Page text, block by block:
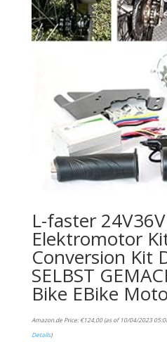
L-faster
Elektromotor
Conversion Kit
SELBST
Bike EBike
Amazon.de Price:€124,00(as of 10/04/2023
Details)